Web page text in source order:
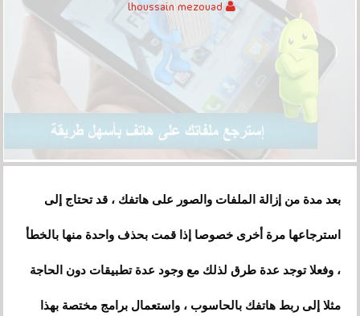
بعد مدة من إزالة الملفات والصور على هاتفك ، قد تحتاج إلى
استرجاعها مرة أخرى خصوصا إذا قمت بحذف واحدة منها بالخطأ
، وفعلا توجد عدة طرق لذلك مع وجود عدة تطبيقات دون الحاجة
مثلا إلى ربط هاتفك بالحاسوب ، واستعمال برامج مختصة بهذا